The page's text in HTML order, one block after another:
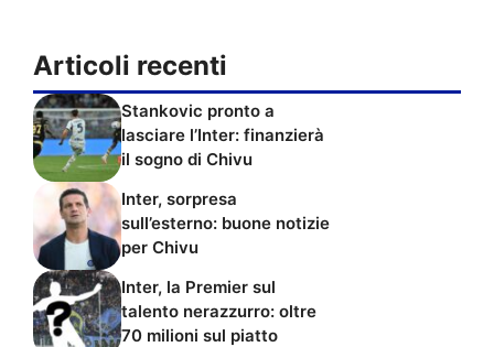
Articoli recenti
Stankovic pronto a
lasciare l’Inter: finanzierà
il sogno di Chivu
Inter, sorpresa
sull’esterno: buone notizie
per Chivu
Inter, la Premier sul
talento nerazzurro: oltre
70 milioni sul piatto